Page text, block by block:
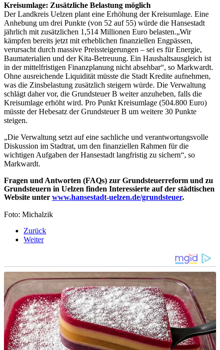
Kreisumlage: Zusätzliche Belastung möglich
Der Landkreis Uelzen plant eine Erhöhung der Kreisumlage. Eine
Anhebung um drei Punkte (von 52 auf 55) würde die Hansestadt
jährlich mit zusätzlichen 1,514 Millionen Euro belasten.„Wir
kämpfen bereits jetzt mit erheblichen finanziellen Engpässen,
verursacht durch massive Preissteigerungen – sei es für Energie,
Baumaterialien und der Kita-Betreuung. Ein Haushaltsausgleich ist
in der mittelfristigen Finanzplanung nicht absehbar“, so Markwardt.
Ohne ausreichende Liquidität müsste die Stadt Kredite aufnehmen,
was die Zinsbelastung zusätzlich steigern würde. Die Verwaltung
schlägt daher vor, die Grundsteuer B weiter anzuheben, falls die
Kreisumlage erhöht wird. Pro Punkt Kreisumlage (504.800 Euro)
müsste der Hebesatz der Grundsteuer B um weitere 30 Punkte
steigen.
„Die Verwaltung setzt auf eine sachliche und verantwortungsvolle
Diskussion im Stadtrat, um den finanziellen Rahmen für die
wichtigen Aufgaben der Hansestadt langfristig zu sichern“, so
Markwardt.
Fragen und Antworten (FAQs) zur Grundsteuerreform und zu
Grundsteuern in Uelzen finden Interessierte auf der städtischen
Website unter www.hansestadt-uelzen.de/grundsteuer.
Foto: Michalzik
Zurück
Weiter